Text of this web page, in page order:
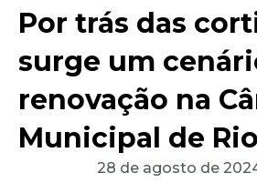
Por trás das
surge um
renovação na
Municipal de
28 de agosto de